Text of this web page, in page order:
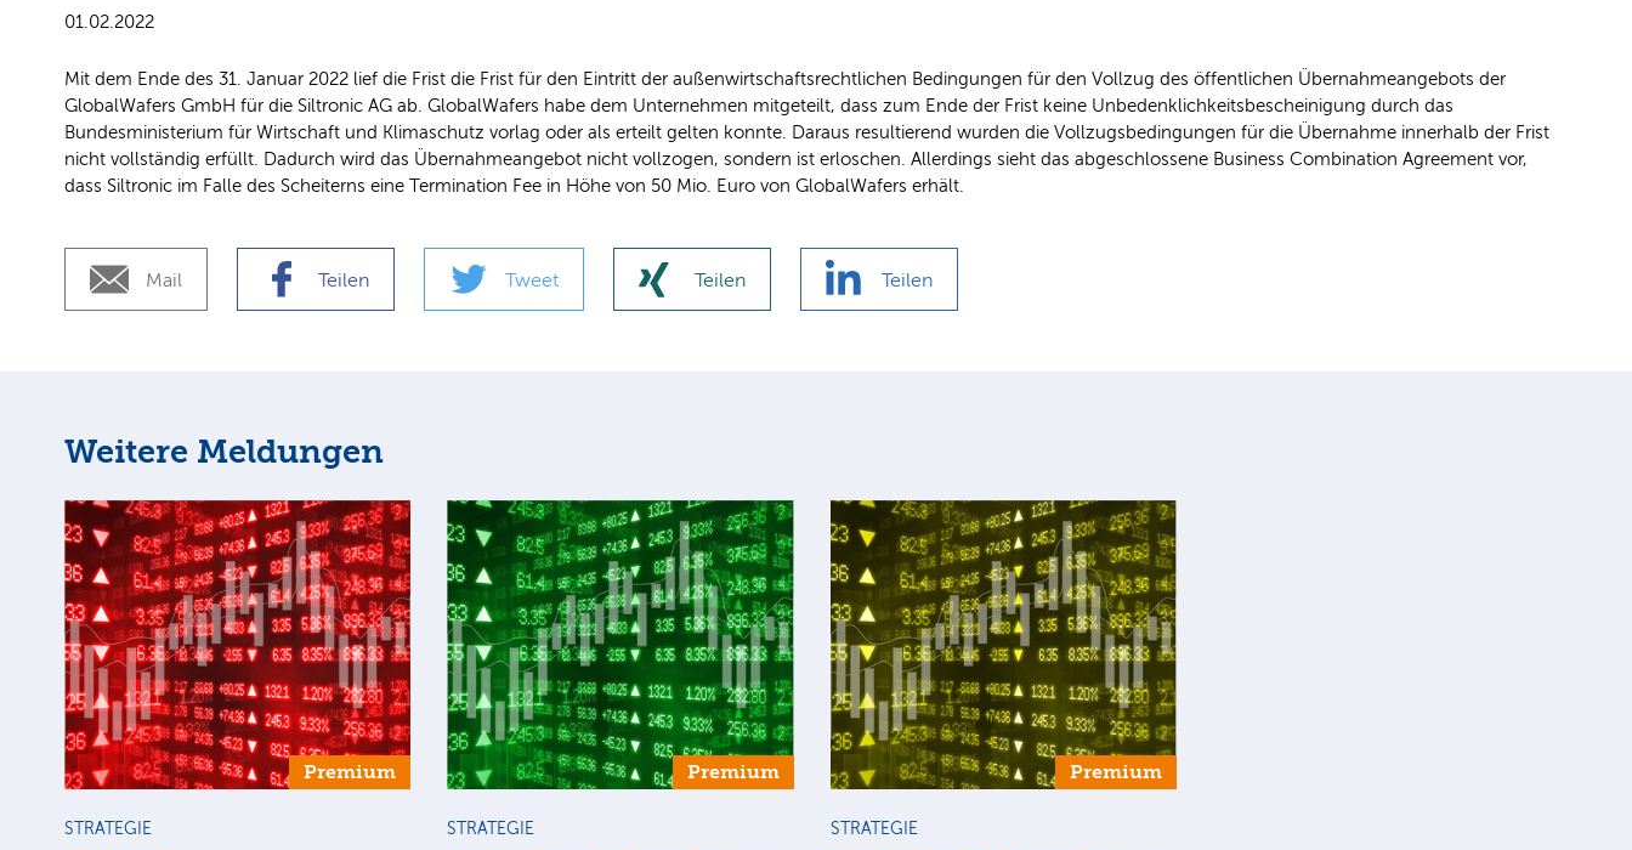
01.02.2022
Mit dem Ende des 31. Januar 2022 lief die Frist die Frist für den Eintritt der außenwirtschaftsrechtlichen Bedingungen für den Vollzug des öffentlichen Übernahmeangebots der
GlobalWafers GmbH für die Siltronic AG ab. GlobalWafers habe dem Unternehmen mitgeteilt, dass zum Ende der Frist keine Unbedenklichkeitsbescheinigung durch das
Bundesministerium für Wirtschaft und Klimaschutz vorlag oder als erteilt gelten konnte. Daraus resultierend wurden die Vollzugsbedingungen für die Übernahme innerhalb der Frist
nicht vollständig erfüllt. Dadurch wird das Übernahmeangebot nicht vollzogen, sondern ist erloschen. Allerdings sieht das abgeschlossene Business Combination Agreement vor,
dass Siltronic im Falle des Scheiterns eine Termination Fee in Höhe von 50 Mio. Euro von GlobalWafers erhält.
Mail Teilen Tweet Teilen Teilen
Weitere Meldungen
Premium
STRATEGIE
Premium
STRATEGIE
Premium
STRATEGIE